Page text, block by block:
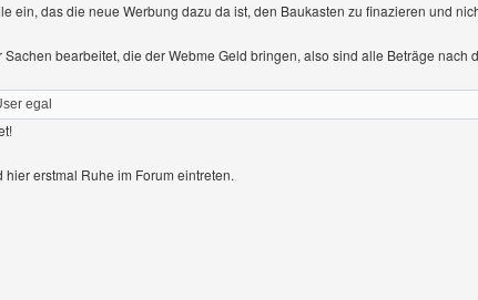
ein, das die neue Werbung dazu da ist, den Baukasten zu finazieren und
bearbeitet, die der Webme Geld bringen, also sind alle Beträge nach
egal
erstmal Ruhe im Forum eintreten.
besuchen: arneboockmeyer